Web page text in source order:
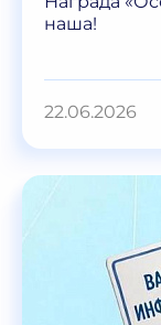
наша!
22.06.2026